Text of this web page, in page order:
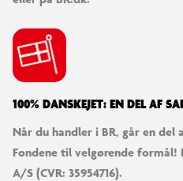
100% DANSKEJET: EN DEL AF
Når du handler i BR, går en
Fondene til velgørende formål!
A/S (CVR: 35954716).